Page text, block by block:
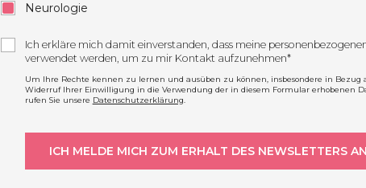
Neurologie
Ich erkläre mich damit einverstanden, dass meine
verwendet werden, um zu mir Kontakt aufzunehmen*
Um Ihre Rechte kennen zu lernen und ausüben zu können, insbesondere in Bezug
Widerruf Ihrer Einwilligung in die Verwendung der in diesem Formular erhobenen
rufen Sie unsere Datenschutzerklärung